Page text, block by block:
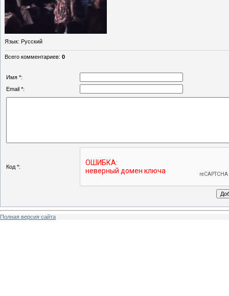
Язык: Русский
Всего комментариев: 0
Имя *:
Email *:
Код *:
Полная версия сайта